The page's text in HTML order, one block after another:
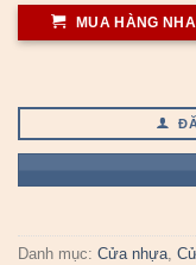
MUA HÀNG
Danh mục: Cửa nhựa,